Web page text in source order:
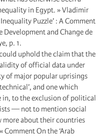
in Egypt. » Vladimir
Puzzle’ : A Comment
Development and Change de
p. 1.
uphold the claim that the
of official data under
of major popular uprisings
and one which
in, to the exclusion of political
— not to mention social
about their countries
Comment On the ‘Arab